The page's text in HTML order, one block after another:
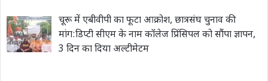
चूरू में एबीवीपी का फूटा आक्रोश, छात्रसंघ चुनाव की
मांग:डिप्टी सीएम के नाम कॉलेज प्रिंसिपल को सौंपा ज्ञापन,
3 दिन का दिया अल्टीमेटम